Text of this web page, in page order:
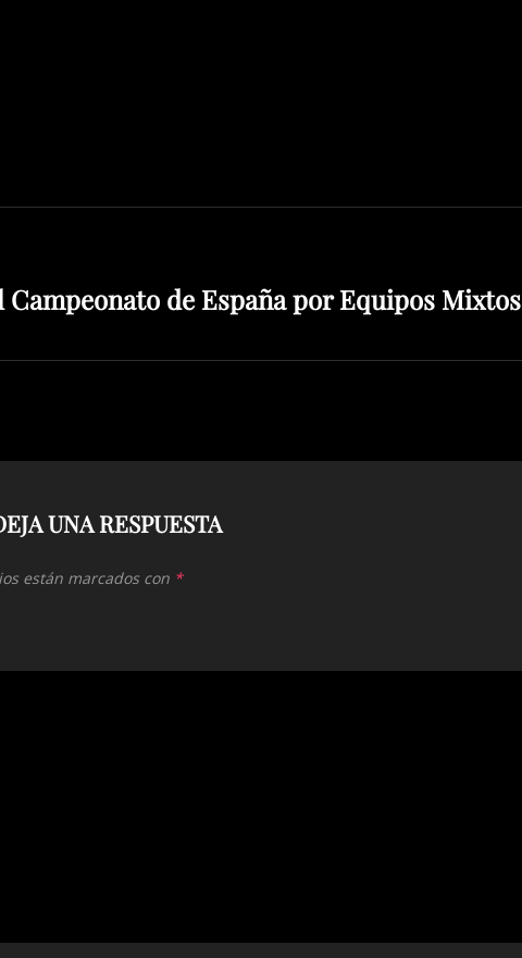
de España por Equipos Mixtos
UNA RESPUESTA
están marcados con *